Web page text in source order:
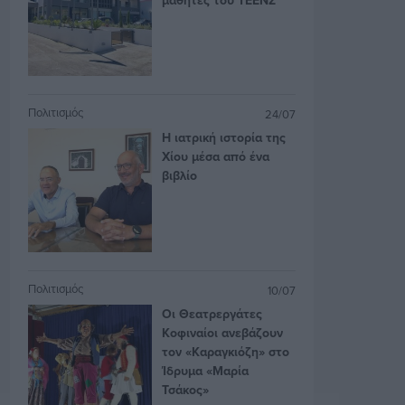
Πολιτισμός 24/07
Η ιατρική ιστορία της
Χίου μέσα από ένα
βιβλίο
Πολιτισμός 10/07
Οι Θεατρεργάτες
Κοφιναίοι ανεβάζουν
τον «Καραγκιόζη» στο
Ίδρυμα «Μαρία
Τσάκος»